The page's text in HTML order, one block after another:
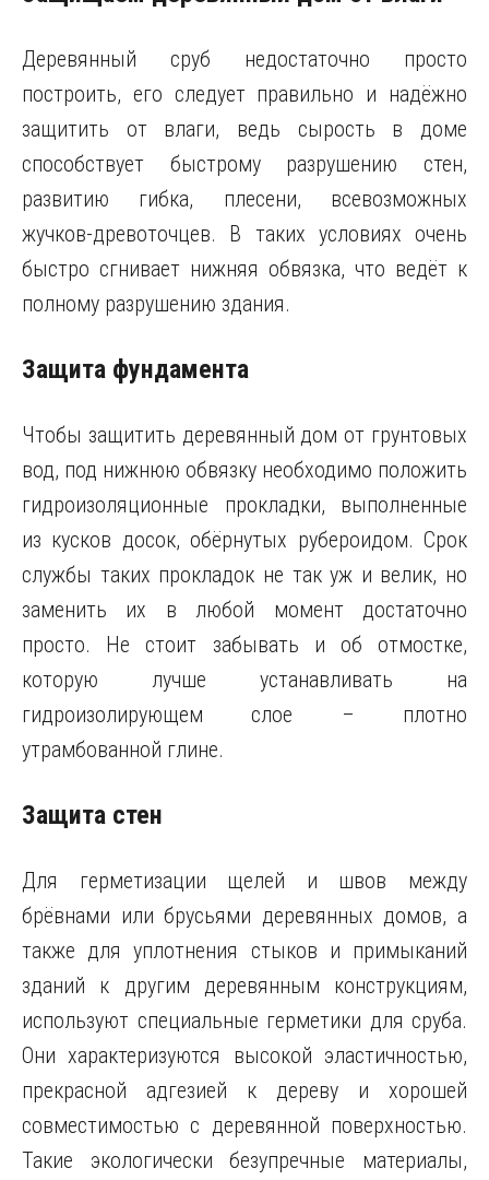
Деревянный сруб недостаточно просто
построить, его следует правильно и надёжно
защитить от влаги, ведь сырость в доме
способствует быстрому разрушению стен,
развитию гибка, плесени, всевозможных
жучков-древоточцев. В таких условиях очень
быстро сгнивает нижняя обвязка, что ведёт к
полному разрушению здания.
Защита фундамента
Чтобы защитить деревянный дом от грунтовых
вод, под нижнюю обвязку необходимо положить
гидроизоляционные прокладки, выполненные
из кусков досок, обёрнутых рубероидом. Срок
службы таких прокладок не так уж и велик, но
заменить их в любой момент достаточно
просто. Не стоит забывать и об отмостке,
которую лучше устанавливать на
гидроизолирующем слое – плотно
утрамбованной глине.
Защита стен
Для герметизации щелей и швов между
брёвнами или брусьями деревянных домов, а
также для уплотнения стыков и примыканий
зданий к другим деревянным конструкциям,
используют специальные герметики для сруба.
Они характеризуются высокой эластичностью,
прекрасной адгезией к дереву и хорошей
совместимостью с деревянной поверхностью.
Такие экологически безупречные материалы,